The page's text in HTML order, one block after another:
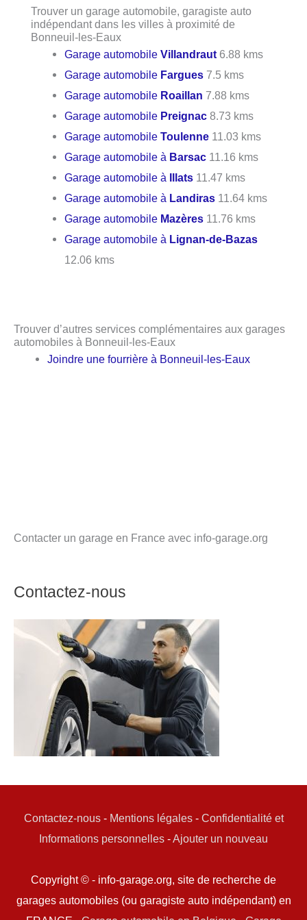
Trouver un garage automobile, garagiste auto
indépendant dans les villes à proximité de
Bonneuil-les-Eaux
Garage automobileVillandraut 6.88 kms
Garage automobile Fargues 7.5 kms
Garage automobile Roaillan 7.88 kms
Garage automobile Preignac 8.73 kms
Garage automobileToulenne 11.03 kms
Garage automobile à Barsac 11.16 kms
Garage automobile à Illats 11.47 kms
Garage automobile à Landiras 11.64 kms
Garage automobile Mazères 11.76 kms
Garage automobile à Lignan-de-Bazas
12.06 kms
Trouver d’autres services complémentaires aux garages
automobiles à Bonneuil-les-Eaux
Joindre une fourrière à Bonneuil-les-Eaux
Contacter un garage en France avec info-garage.org
Contactez-nous
Contactez-nous- Mentions légales- Confidentialité et
Informations personnelles -Ajouter un nouveau
Copyright © - info-garage.org, site de recherche de
garages automobiles (ou garagiste auto indépendant) en